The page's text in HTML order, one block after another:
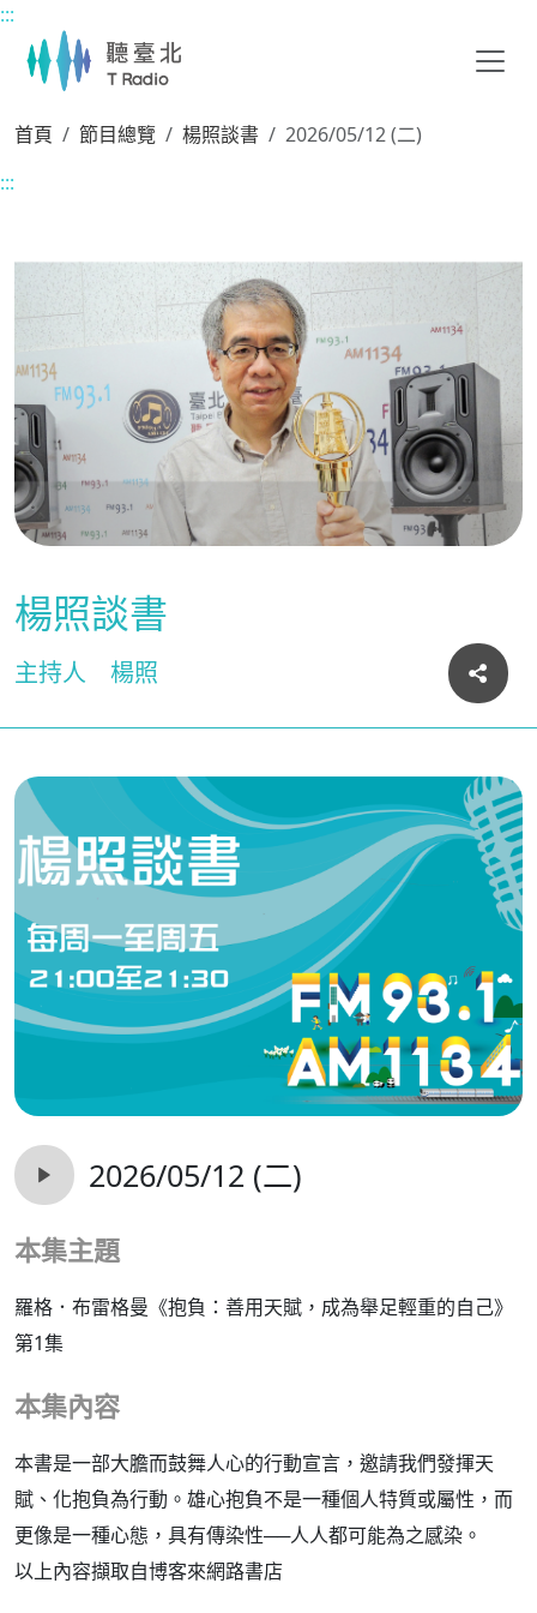
主要內容區塊
:::
首頁 節目總覽 楊照談書
2026/05/12 (二)
:::
楊照談書
主持人 楊照
2026/05/12 (二)
本集主題
羅格．布雷格曼《抱負：善用天賦，成為舉足輕重的自己》
第1集
本集內容
本書是一部大膽而鼓舞人心的行動宣言，邀請我們發揮天
賦、化抱負為行動。雄心抱負不是一種個人特質或屬性，而
更像是一種心態，具有傳染性──人人都可能為之感染。
以上內容擷取自博客來網路書店